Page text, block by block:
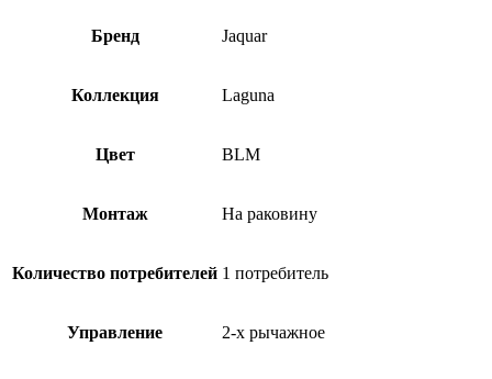
Бренд Jaquar
Коллекция Laguna
Цвет BLM
Монтаж На раковину
Количество потребителей 1 потребитель
Управление 2-х рычажное